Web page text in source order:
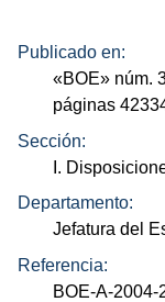
Publicado en:
«BOE» núm.
páginas
Sección:
I.
Departamento:
Jefatura del
Referencia:
BOE-A-2004-